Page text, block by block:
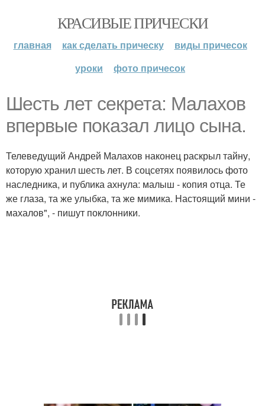
КРАСИВЫЕ ПРИЧЕСКИ
главная как сделать прическу
виды причесок
уроки
фото причесок
Шесть лет секрета: Малахов
впервые показал лицо сына.
Телеведущий Андрей Малахов наконец раскрыл тайну,
которую хранил шесть лет. В соцсетях появилось фото
наследника, и публика ахнула: малыш - копия отца. Те
же глаза, та же улыбка, та же мимика. Настоящий мини -
махалов", - пишут поклонники.